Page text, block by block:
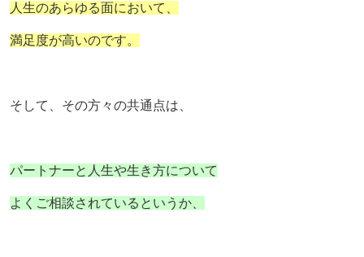
人生のあらゆる面において、
満足度が高いのです。
そして、その方々の共通点は、
パートナーと人生や生き方について
よくご相談されているというか、